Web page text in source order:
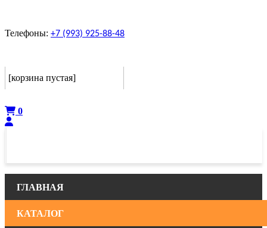
Телефоны: +7 (993) 925-88-48
[корзина пустая]
0
ГЛАВНАЯ
КАТАЛОГ